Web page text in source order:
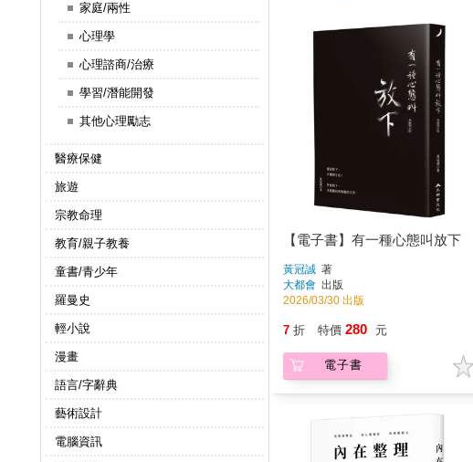
家庭/兩性
心理學
心理諮商/治療
學習/潛能開發
其他心理勵志
醫療保健
旅遊
宗教命理
教育/親子教養
童書/青少年
羅曼史
輕小說
漫畫
語言/字辭典
藝術設計
電腦資訊
【電子書】有一種心態叫放下
黃冠誠著
大都會 出版
2026/03/30 出版
7 折 特價 280 元
電子書